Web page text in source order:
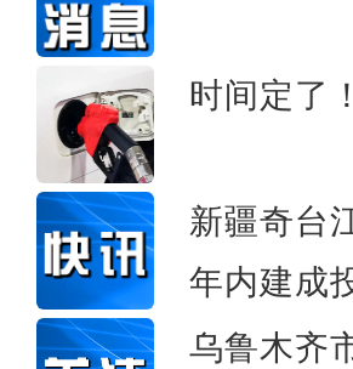
时间定了
新疆奇台
年内建成
乌鲁木齐